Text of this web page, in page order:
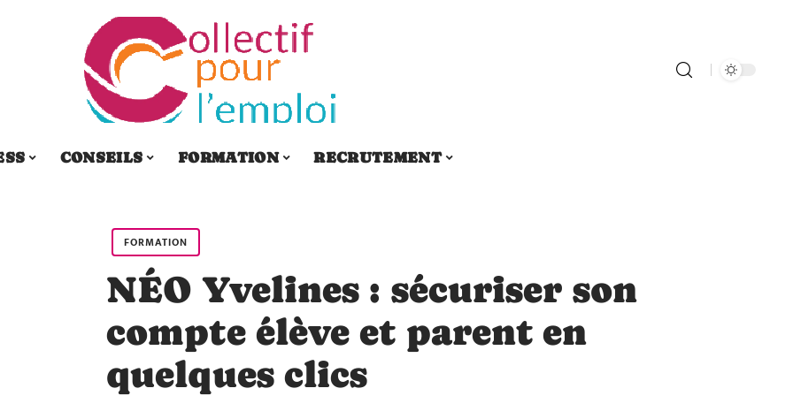
CONSEILS FORMATION RECRUTEMENT
FORMATION
NÉO Yvelines : sécuriser son
compte élève et parent en
quelques clics